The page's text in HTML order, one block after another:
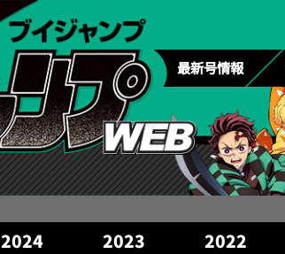
最新号情報
2024 2023 2022